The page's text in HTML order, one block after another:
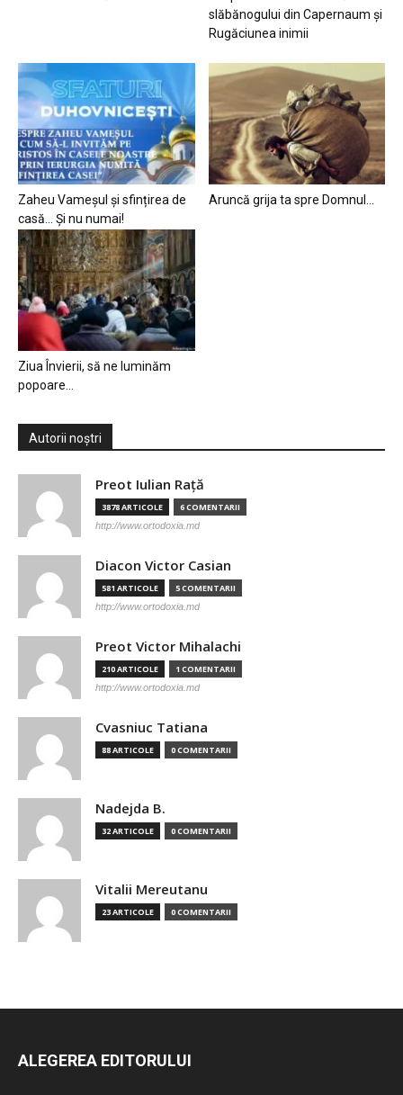
slăbănogului din Capernaum și
Rugăciunea inimii
Zaheu Vameșul și sfințirea de
casă… Și nu numai!
Aruncă grija ta spre Domnul…
Ziua Învierii, să ne luminăm
popoare…
Autorii noștri
Preot Iulian Raţă
3878 ARTICOLE 6 COMENTARII
http://www.ortodoxia.md
Diacon Victor Casian
581 ARTICOLE 5 COMENTARII
http://www.ortodoxia.md
Preot Victor Mihalachi
210 ARTICOLE 1 COMENTARII
http://www.ortodoxia.md
Cvasniuc Tatiana
88 ARTICOLE 0 COMENTARII
Nadejda B.
32 ARTICOLE 0 COMENTARII
Vitalii Mereutanu
23 ARTICOLE 0 COMENTARII
ALEGEREA EDITORULUI